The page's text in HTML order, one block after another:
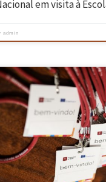
em visita à
admin
da 5ª edição da UMinho
de 26 universidades
de Engenharia recebeu a visita de
Bin Talal University (Jordânia),
e HUST – Hanoi University of
[…]